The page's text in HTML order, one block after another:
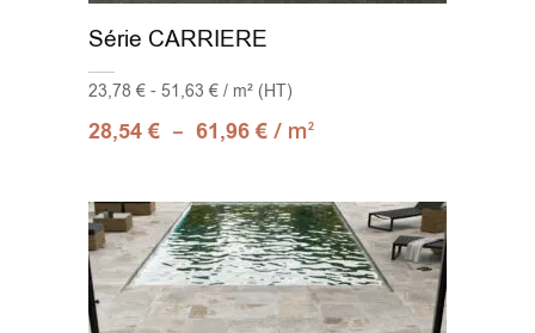
Série CARRIERE
23,78 € - 51,63 € / m² (HT)
28,54€ – 61,96€ / m2